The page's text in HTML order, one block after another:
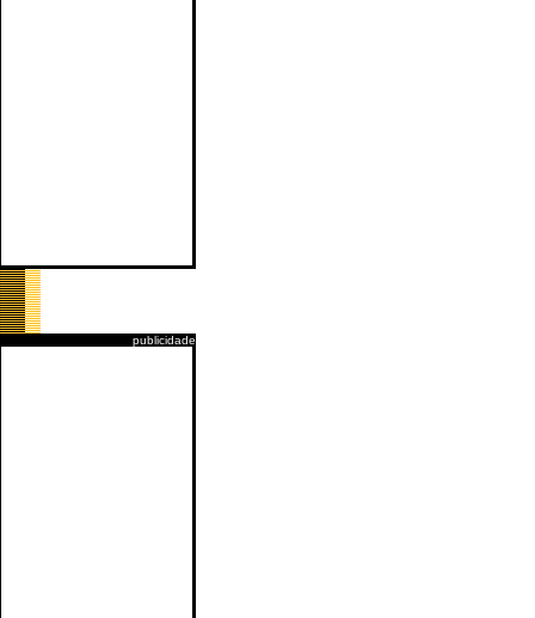
publicidade